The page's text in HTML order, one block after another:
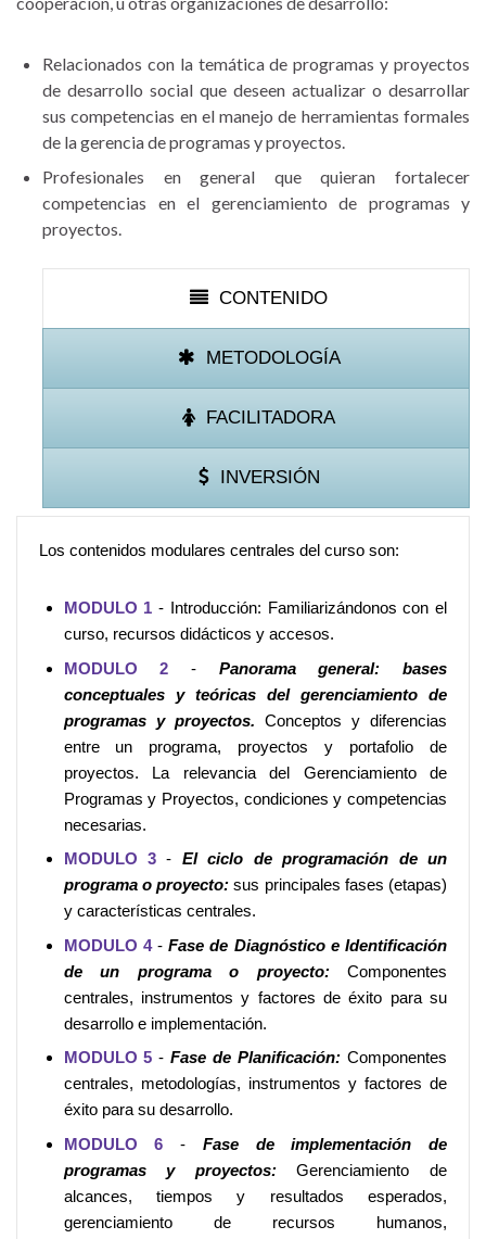
Relacionados con la temática de programas y proyectos
de desarrollo social que deseen actualizar o desarrollar
sus competencias en el manejo de herramientas formales
de la gerencia de programas y proyectos.
Profesionales en general que quieran fortalecer
competencias en el gerenciamiento de programas y
proyectos.
CONTENIDO
METODOLOGÍA
FACILITADORA
INVERSIÓN
Los contenidos modulares centrales del curso son:
MODULO 1 - Introducción: Familiarizándonos con el
curso, recursos didácticos y accesos.
MODULO 2 - Panorama general: bases
conceptuales y teóricas del gerenciamiento de
programas y proyectos. Conceptos y diferencias
entre un programa, proyectos y portafolio de
proyectos. La relevancia del Gerenciamiento de
Programas y Proyectos, condiciones y competencias
necesarias.
MODULO 3- El ciclo de programación de un
programa o proyecto: sus principales fases (etapas)
y características centrales.
MODULO 4 -Fase de Diagnóstico e Identificación
de un programa o proyecto:Componentes
centrales, instrumentos y factores de éxito para su
desarrollo e implementación.
MODULO 5 -Fase de Planificación: Componentes
centrales, metodologías, instrumentos y factores de
éxito para su desarrollo.
MODULO 6 - Fase de implementación de
programas y proyectos:Gerenciamiento de
alcances, tiempos y resultados esperados,
gerenciamiento de recursos humanos,